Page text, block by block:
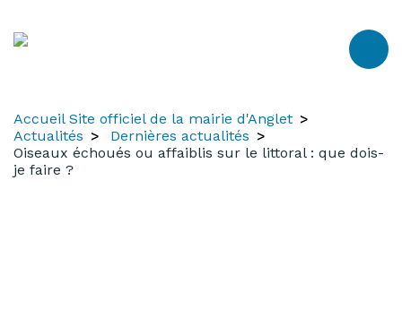
Accueil Site officiel de la mairie d'Anglet
Actualités
Dernières actualités
Oiseaux échoués ou affaiblis sur le littoral : que dois-
je faire ?